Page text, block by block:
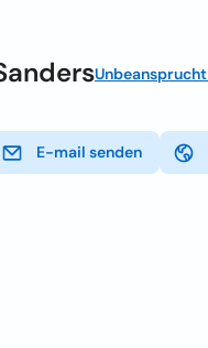
Unbeansprucht
E-mail senden